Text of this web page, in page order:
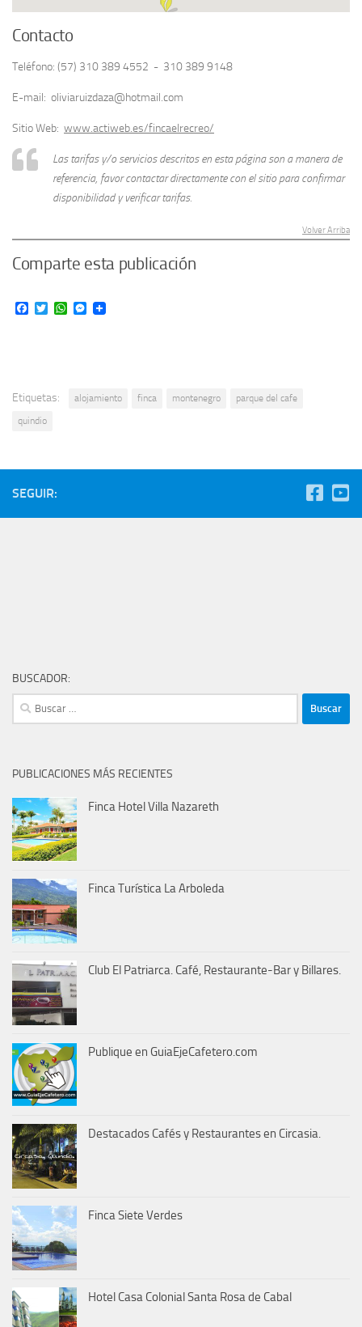
Contacto
Teléfono: (57) 310 389 4552 - 310 389 9148
E-mail: oliviaruizdaza@hotmail.com
Sitio Web: www.actiweb.es/fincaelrecreo/
Las tarifas y/o servicios descritos en esta página son a manera de
referencia, favor contactar directamente con el sitio para confirmar
disponibilidad y verificar tarifas.
Volver Arriba
Comparte esta publicación
Facebook
TwitterWhatsApp
Messenger
Etiquetas: alojamiento finca montenegro
parque del cafe
quindio
SEGUIR:
BUSCADOR:
Buscar:
PUBLICACIONES MÁS RECIENTES
Finca Hotel Villa Nazareth
Finca Turística La Arboleda
Club El Patriarca. Café, Restaurante-Bar y Billares.
Publique en GuiaEjeCafetero.com
Destacados Cafés y Restaurantes en Circasia.
Finca Siete Verdes
Hotel Casa Colonial Santa Rosa de Cabal